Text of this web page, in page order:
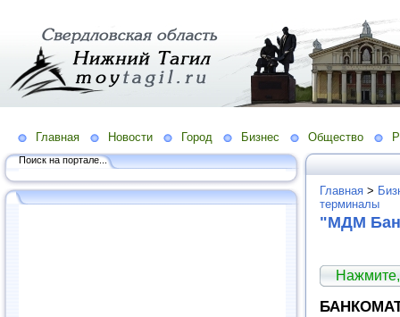
Главная Новости Город Бизнес Общество
Поиск на портале...
Главная >
терминалы
"МДМ